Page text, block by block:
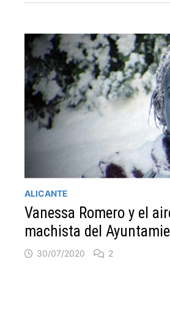
ALICANTE
Vanessa Romero y el
machista del
30/07/2020 2